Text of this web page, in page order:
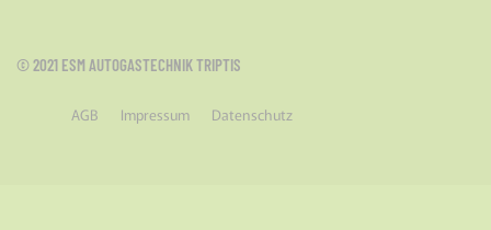
© 2021 ESM AUTOGASTECHNIK TRIPTIS
AGB Impressum Datenschutz